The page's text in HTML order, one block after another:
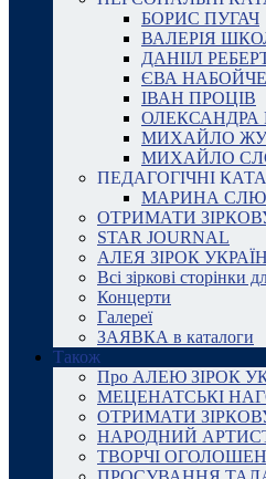
БОРИС ПУГАЧ
ВАЛЕРІЯ
ДАНІІЛ
ЄВА
ІВАН ПРОЦІВ
МИХАЙЛО
МИХАЙЛО
ПЕДАГОГІЧНІ
МАРИНА
ОТРИМАТИ
STAR JOURNAL
АЛЕЯ ЗІРОК
Всі зіркові сторінки
Концерти
Галереї
ЗАЯВКА в каталоги
Також
Про АЛЕЮ ЗІРОК
МЕЦЕНАТСЬКІ
ОТРИМАТИ
НАРОДНИЙ АРТИСТ
ТВОРЧІ